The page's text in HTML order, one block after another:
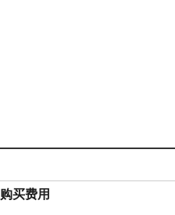
购买费用